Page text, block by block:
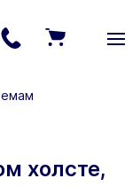
холсте,